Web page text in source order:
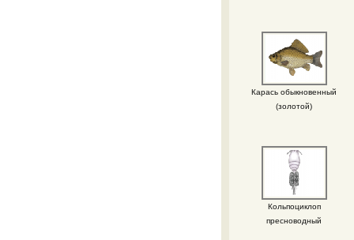
Карась обыкновенный
(золотой)
Кольпоциклоп
пресноводный